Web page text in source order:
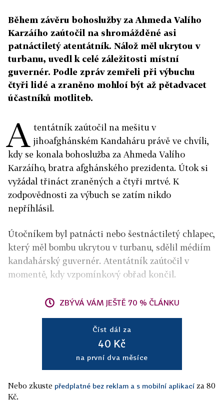
Během závěru bohoslužby za Ahmeda Valího
Karzáího zaútočil na shromážděné asi
patnáctiletý atentátník. Nálož měl ukrytou v
turbanu, uvedl k celé záležitosti místní
guvernér. Podle zpráv zemřeli při výbuchu
čtyři lidé a zraněno mohloí být až pětadvacet
účastníků motliteb.
A tentátník zaútočil na mešitu v
jihoafghánském Kandaháru právě ve chvíli,
kdy se konala bohoslužba za Ahmeda Valího
Karzáího, bratra afghánského prezidenta. Útok si
vyžádal třináct zraněných a čtyři mrtvé. K
zodpovědnosti za výbuch se zatím nikdo
nepříhlásil.
Útočníkem byl patnácti nebo šestnáctiletý chlapec,
který měl bombu ukrytou v turbanu, sdělil médiím
kandahárský guvernér. Atentátník zaútočil v
momentě, kdy vzpomínkový obřad končil.
ZBÝVÁ VÁM JEŠTĚ 70 % ČLÁNKU
Číst dál za
40 Kč
na první dva měsíce
Nebo zkuste předplatné bez reklam a s mobilní aplikací za 80
Kč.